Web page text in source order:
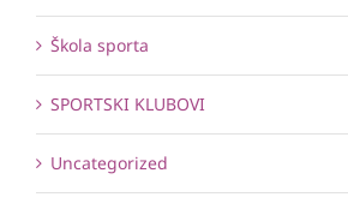
Škola sporta
SPORTSKI KLUBOVI
Uncategorized